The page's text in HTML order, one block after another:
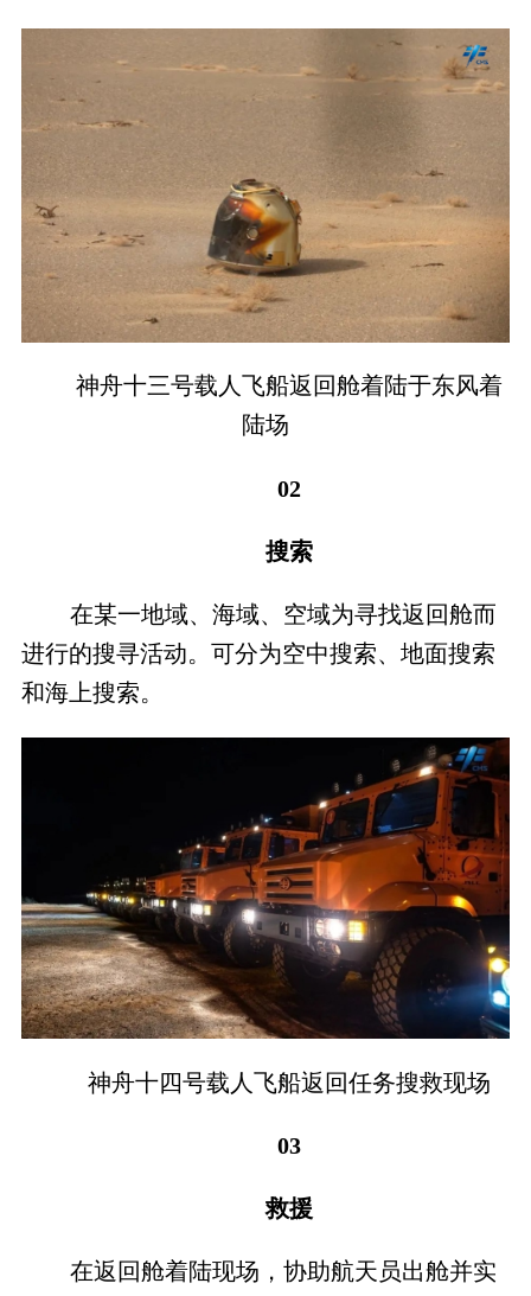
神舟十三号载人飞船返回舱着陆于东风着
陆场
02
搜索
在某一地域、海域、空域为寻找返回舱而
进行的搜寻活动。可分为空中搜索、地面搜索
和海上搜索。
神舟十四号载人飞船返回任务搜救现场
03
救援
在返回舱着陆现场，协助航天员出舱并实